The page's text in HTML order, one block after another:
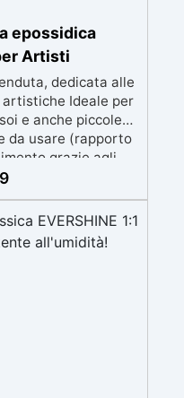
epossidica
Artisti
dedicata alle
Ideale per
e anche piccole
da usare (rapporto
grazie agli
: non cola via,
superficie lucida e